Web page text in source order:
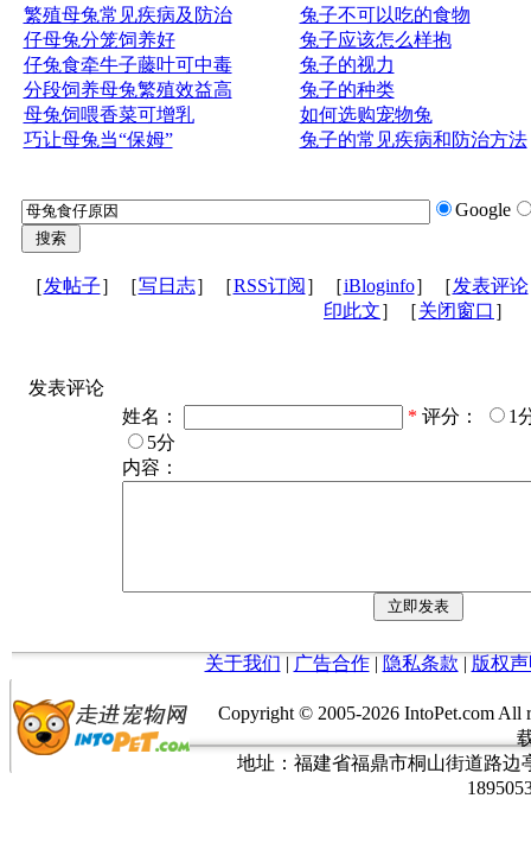
繁殖母兔常见疾病及防治
仔母兔分笼饲养好
仔兔食牵牛子藤叶可中毒
分段饲养母兔繁殖效益高
母兔饲喂香菜可增乳
巧让母兔当“保姆”
兔子不可以吃的食物
兔子应该怎么样抱
兔子的视力
兔子的种类
如何选购宠物兔
兔子的常见疾病和防治方法
Google
［发帖子］［写日志］［RSS订阅 ］［iBloginfo］［发表评论
印此文］［关闭窗口 ］
发表评论
姓名：
* 评分：
1
5分
内容：
关于我们 | 广告合作| 隐私条款 | 版权
Copyright © 2005-2026 IntoPet.com
地址：福建省福鼎市桐山街道路边